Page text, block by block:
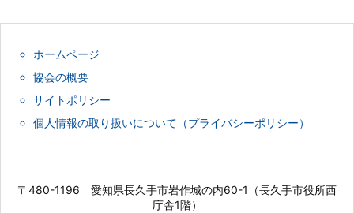
ホームページ
協会の概要
サイトポリシー
個人情報の取り扱いについて（プライバシーポリシー）
〒480-1196 愛知県長久手市岩作城の内60-1（長久手市役所西
庁舎1階）